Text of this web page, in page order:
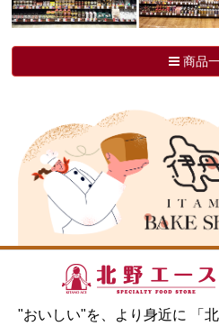
商品
"おいしい"を、より身近に 「